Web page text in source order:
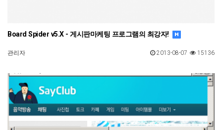
Board Spider v5.X - 게시판마케팅 프로그램의 최강자!
관리자 15136
2013-08-07